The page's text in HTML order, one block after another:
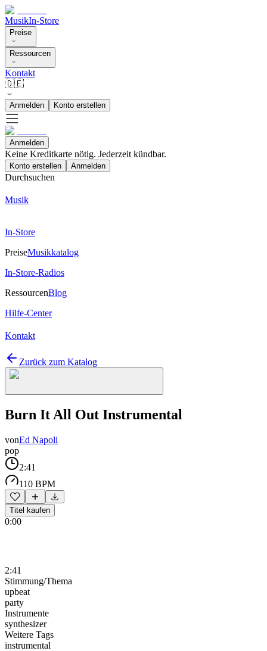
MusikIn-Store
Preise
Ressourcen
Kontakt
🇩🇪
Anmelden Konto erstellen
Anmelden
Keine Kreditkarte nötig. Jederzeit kündbar.
Konto erstellen Anmelden
Durchsuchen
Musik
In-Store
PreiseMusikkatalog
In-Store-Radios
RessourcenBlog
Hilfe-Center
Kontakt
Zurück zum Katalog
Burn It All Out Instrumental
vonEd Napoli
pop
2:41
110 BPM
Titel kaufen
0:00
2:41
Stimmung/Thema
upbeat
party
Instrumente
synthesizer
Weitere Tags
instrumental